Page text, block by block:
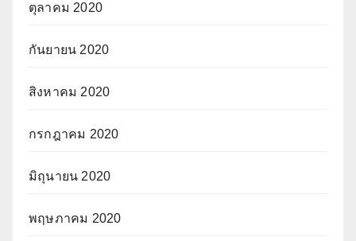
ตุลาคม 2020
กันยายน 2020
สิงหาคม 2020
กรกฎาคม 2020
มิถุนายน 2020
พฤษภาคม 2020